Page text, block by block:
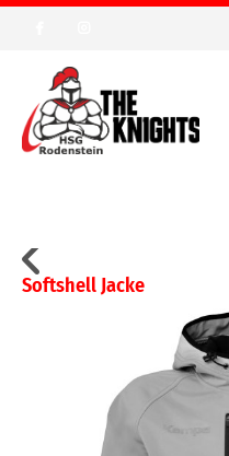
Softshell Jacke